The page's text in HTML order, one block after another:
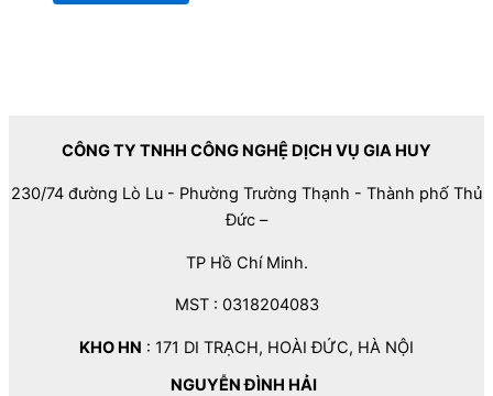
CÔNG TY TNHH CÔNG NGHỆ DỊCH VỤ GIA HUY
230/74 đường Lò Lu - Phường Trường Thạnh - Thành phố Thủ
Đức –
TP Hồ Chí Minh.
MST : 0318204083
KHO HN : 171 DI TRẠCH, HOÀI ĐỨC, HÀ NỘI
NGUYỄN ĐÌNH HẢI